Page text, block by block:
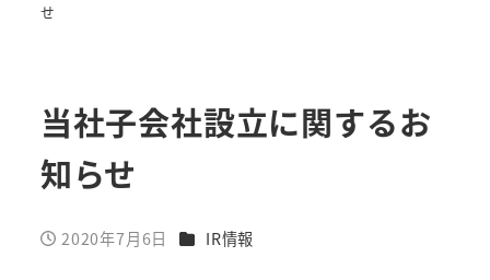
せ
当社子会社設立に関するお
知らせ
投稿日
2020年7月6日 カテゴリー
IR情報